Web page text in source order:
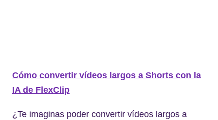
Cómo convertir vídeos largos a Shorts con la
IA de FlexClip
¿Te imaginas poder convertir vídeos largos a